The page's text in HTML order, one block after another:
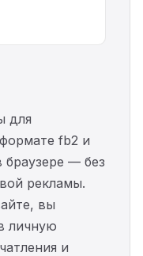
для
fb2 и
браузере — без
рекламы.
вы
личную
и